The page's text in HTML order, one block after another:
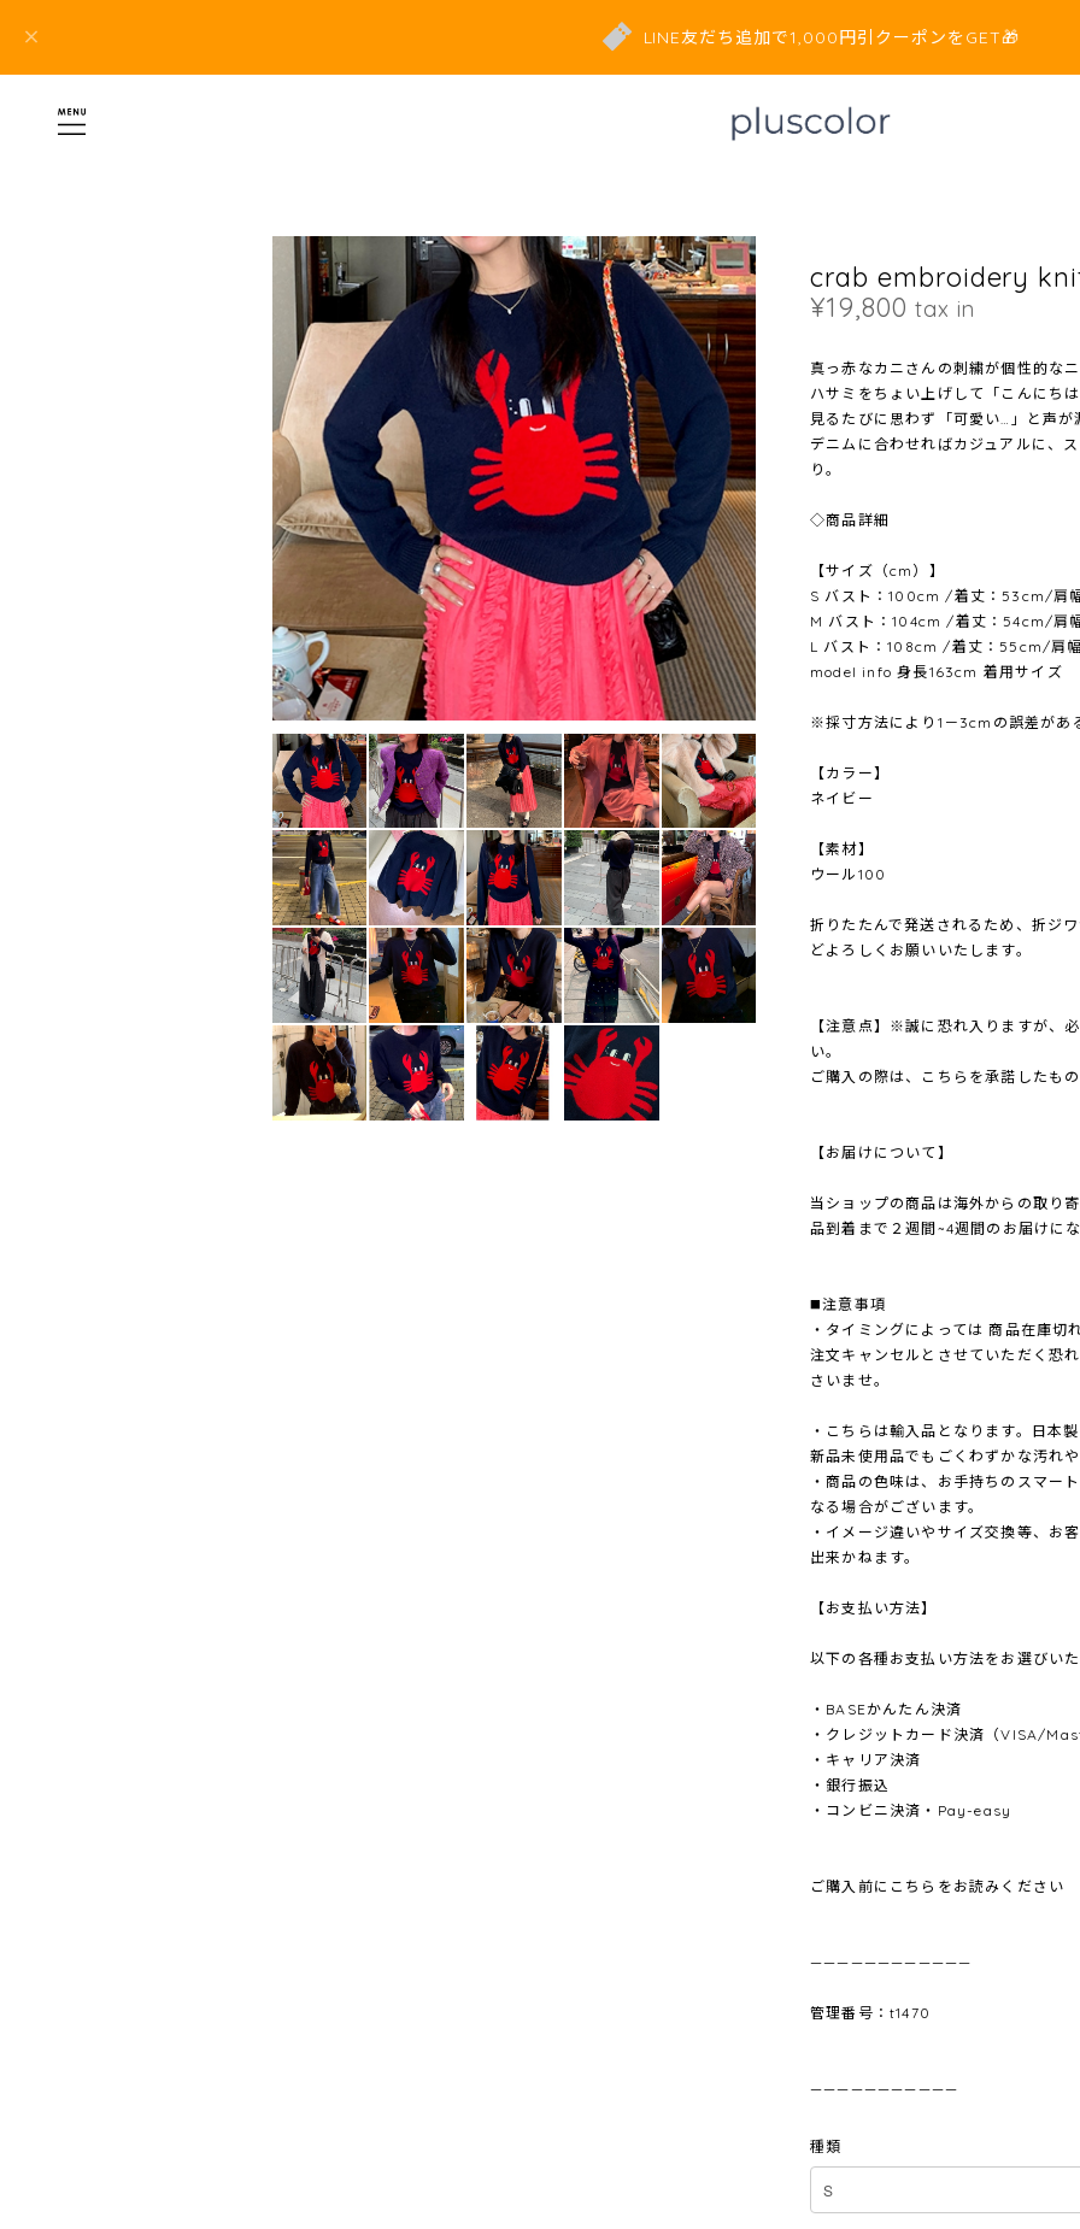
LINE友だち追加で1,000円引クーポンをGET🎁
crab embroidery
¥19,800 tax in
真っ赤なカニさんの刺繍が個性的な
ハサミをちょい上げして「こんにち
見るたびに思わず「可愛い…」と声
デニムに合わせればカジュアルに、
り。
◇商品詳細
【サイズ（cm）】
S バスト：100cm /着丈：53cm/肩
M バスト：104cm /着丈：54cm/肩
L バスト：108cm /着丈：55cm/肩
model info 身長163cm 着用サイズ
※採寸方法により1－3cmの誤差があ
【カラー】
ネイビー
【素材】
ウール100
折りたたんで発送されるため、折ジ
どよろしくお願いいたします。
【注意点】※誠に恐れ入りますが、
い。
ご購入の際は、こちらを承諾したも
【お届けについて】
当ショップの商品は海外からの取り
品到着まで２週間~4週間のお届けに
◼️注意事項
・タイミングによっては 商品在庫切
注文キャンセルとさせていただく恐
さいませ。
・こちらは輸入品となります。日本
新品未使用品でもごくわずかな汚れ
・商品の色味は、お手持ちのスマー
なる場合がございます。
・イメージ違いやサイズ交換等、お
出来かねます。
【お支払い方法】
以下の各種お支払い方法をお選びい
・BASEかんたん決済
・クレジットカード決済（VISA/
・キャリア決済
・銀行振込
・コンビニ決済・Pay-easy
ご購入前にこちらをお読みください
————————————
管理番号：t1470
———————————
種類